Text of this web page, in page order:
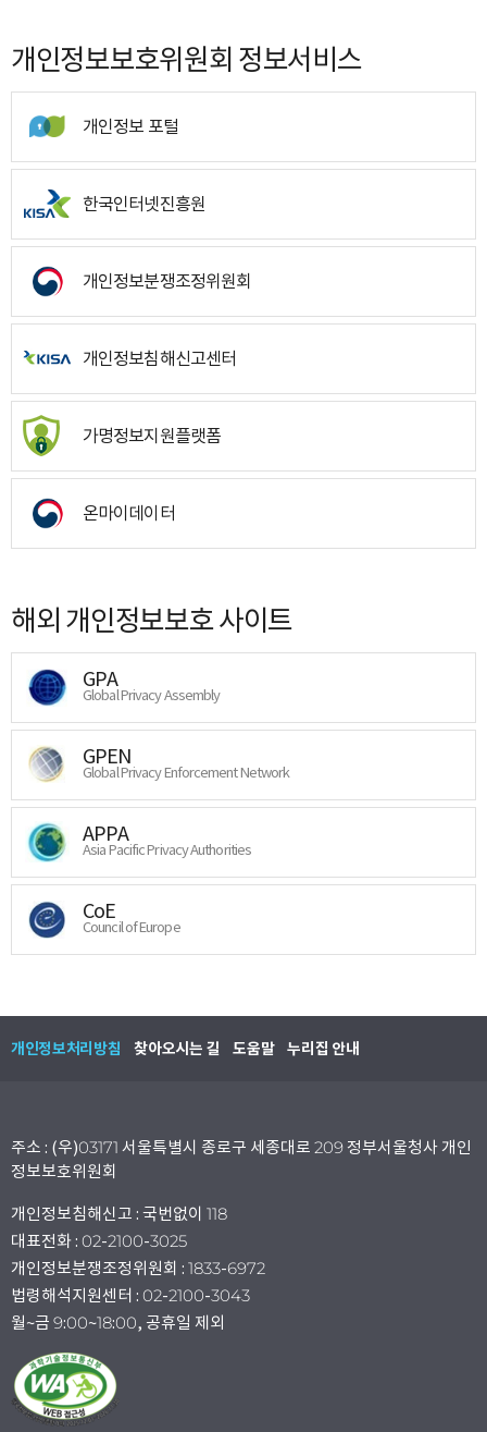
개인정보보호위원회 정보서비스
개인정보 포털
한국인터넷진흥원
개인정보분쟁조정위원회
개인정보침해신고센터
가명정보지원플랫폼
온마이데이터
해외 개인정보보호 사이트
GPA
Global Privacy Assembly
GPEN
Global Privacy Enforcement Network
APPA
Asia Pacific Privacy Authorities
CoE
Council of Europe
개인정보처리방침 찾아오시는 길 도움말 누리집 안내
주소 : (우)03171 서울특별시 종로구 세종대로 209 정부서울청사 개인
정보보호위원회
개인정보침해신고 : 국번없이 118
대표전화 : 02-2100-3025
개인정보분쟁조정위원회 : 1833-6972
법령해석지원센터 : 02-2100-3043
월~금 9:00~18:00, 공휴일 제외